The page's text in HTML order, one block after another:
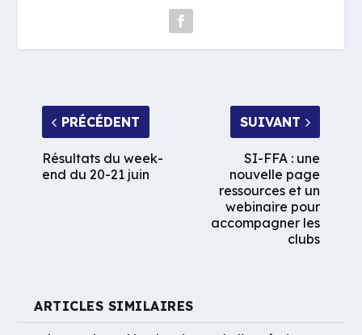
PRÉCÉDENT
Résultats du week-
end du 20-21 juin
SUIVANT
SI-FFA : une
nouvelle page
ressources et un
webinaire pour
accompagner les
clubs
ARTICLES SIMILAIRES